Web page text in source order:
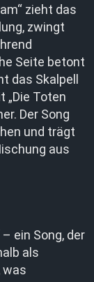
zieht das
zwingt
Seite betont
das Skalpell
„Die Toten
Der Song
und trägt
aus
ein Song, der
als
was